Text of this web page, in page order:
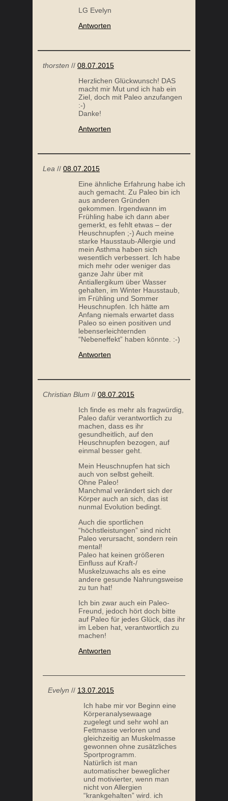
LG Evelyn
Antworten
thorsten // 08.07.2015
Herzlichen Glückwunsch! DAS
macht mir Mut und ich hab ein
Ziel, doch mit Paleo anzufangen
:-)
Danke!
Antworten
Lea // 08.07.2015
Eine ähnliche Erfahrung habe ich
auch gemacht. Zu Paleo bin ich
aus anderen Gründen
gekommen. Irgendwann im
Frühling habe ich dann aber
gemerkt, es fehlt etwas – der
Heuschnupfen ;-) Auch meine
starke Hausstaub-Allergie und
mein Asthma haben sich
wesentlich verbessert. Ich habe
mich mehr oder weniger das
ganze Jahr über mit
Antiallergikum über Wasser
gehalten, im Winter Hausstaub,
im Frühling und Sommer
Heuschnupfen. Ich hätte am
Anfang niemals erwartet dass
Paleo so einen positiven und
lebenserleichternden
“Nebeneffekt” haben könnte. :-)
Antworten
Christian Blum // 08.07.2015
Ich finde es mehr als fragwürdig,
Paleo dafür verantwortlich zu
machen, dass es ihr
gesundheitlich, auf den
Heuschnupfen bezogen, auf
einmal besser geht.
Mein Heuschnupfen hat sich
auch von selbst geheilt.
Ohne Paleo!
Manchmal verändert sich der
Körper auch an sich, das ist
nunmal Evolution bedingt.
Auch die sportlichen
“höchstleistungen” sind nicht
Paleo verursacht, sondern rein
mental!
Paleo hat keinen größeren
Einfluss auf Kraft-/
Muskelzuwachs als es eine
andere gesunde Nahrungsweise
zu tun hat!
Ich bin zwar auch ein Paleo-
Freund, jedoch hört doch bitte
auf Paleo für jedes Glück, das ihr
im Leben hat, verantwortlich zu
machen!
Antworten
Evelyn // 13.07.2015
Ich habe mir vor Beginn eine
Körperanalysewaage
zugelegt und sehr wohl an
Fettmasse verloren und
gleichzeitig an Muskelmasse
gewonnen ohne zusätzliches
Sportprogramm.
Natürlich ist man
automatischer beweglicher
und motivierter, wenn man
nicht von Allergien
“krankgehalten” wird. ich